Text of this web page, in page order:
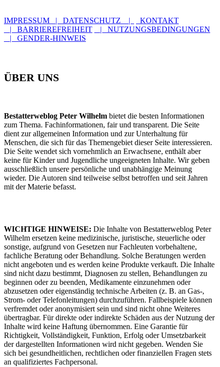
IMPRESSUM | DATENSCHUTZ |
KONTAKT
| BARRIEREFREIHEIT
| NUTZUNGSBEDINGUNGEN
| GENDER-HINWEIS
ÜBER UNS
Bestatterweblog Peter Wilhelm bietet die besten Informationen
zum Thema. Fachinformationen, fair und transparent. Die Seite
dient zur allgemeinen Information und zur Unterhaltung für
Menschen, die sich für das Themengebiet dieser Seite interessieren.
Die Seite wendet sich vornehmlich an Erwachsene, enthält aber
keine für Kinder und Jugendliche ungeeigneten Inhalte. Wir geben
ausschließlich unsere persönliche und unabhängige Meinung
wieder. Die Autoren sind teilweise selbst betroffen und seit Jahren
mit der Materie befasst.
WICHTIGE HINWEISE: Die Inhalte von Bestatterweblog Peter
Wilhelm ersetzen keine medizinische, juristische, steuerliche oder
sonstige, aufgrund von Gesetzen nur Fachleuten vorbehaltene,
fachliche Beratung oder Behandlung. Solche Beratungen werden
nicht angeboten und es werden keine Produkte verkauft. Die Inhalte
sind nicht dazu bestimmt, Diagnosen zu stellen, Behandlungen zu
beginnen oder zu beenden, Medikamente einzunehmen oder
abzusetzen oder eigenständig technische Arbeiten (z. B. an Gas-,
Strom- oder Telefonleitungen) durchzuführen. Fallbeispiele können
verfremdet oder anonymisiert sein und sind nicht ohne Weiteres
übertragbar. Für direkte oder indirekte Schäden aus der Nutzung der
Inhalte wird keine Haftung übernommen. Eine Garantie für
Richtigkeit, Vollständigkeit, Funktion, Erfolg oder Umsetzbarkeit
der dargestellten Informationen wird nicht gegeben. Wenden Sie
sich bei gesundheitlichen, rechtlichen oder finanziellen Fragen stets
an qualifiziertes Fachpersonal.